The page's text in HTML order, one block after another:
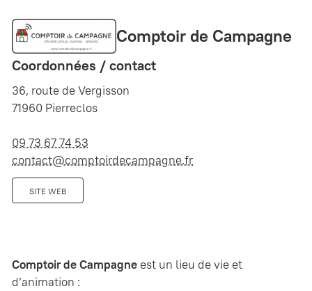
Comptoir de Campagne
Coordonnées / contact
36, route de Vergisson
71960 Pierreclos
09 73 67 74 53
contact@comptoirdecampagne.fr
SITE WEB
Comptoir de Campagne est un lieu de vie et
d’animation :